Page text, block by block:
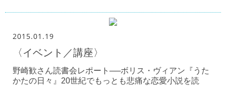
2015.01.19
〈イベント／講座〉
野崎歓さん読書会レポート──ボリス・ヴィアン『うた
かたの日々』20世紀でもっとも悲痛な恋愛小説を読